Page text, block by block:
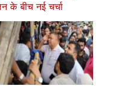
के बीच नई चर्चा